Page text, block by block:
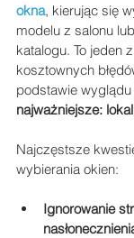
okna, kierując się
modelu z salonu
katalogu. To jeden
kosztownych
podstawie wyglądu
najważniejsze:
Najczęstsze
wybierania okien:
Ignorowanie